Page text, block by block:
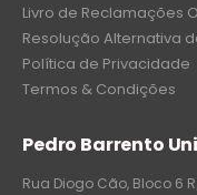
Livro de Reclamações
Resolução Alternativa
Política de Privacidade
Termos & Condições
Pedro Barrento
Rua Diogo Cão, Bloco 6